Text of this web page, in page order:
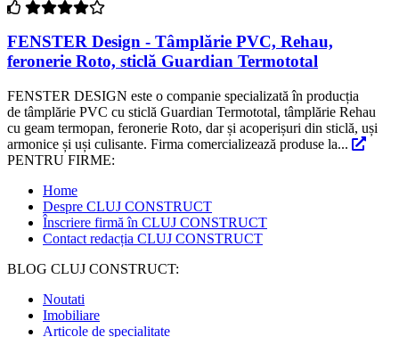
FENSTER Design - Tâmplărie PVC, Rehau,
feronerie Roto, sticlă Guardian Termototal
FENSTER DESIGN este o companie specializată în producția
de tâmplărie PVC cu sticlă Guardian Termototal, tâmplărie Rehau
cu geam termopan, feronerie Roto, dar și acoperișuri din sticlă, uși
armonice și uși culisante. Firma comercializează produse la...
PENTRU FIRME:
Home
Despre CLUJ CONSTRUCT
Înscriere firmă în CLUJ CONSTRUCT
Contact redacția CLUJ CONSTRUCT
BLOG CLUJ CONSTRUCT:
Noutati
Imobiliare
Articole de specialitate